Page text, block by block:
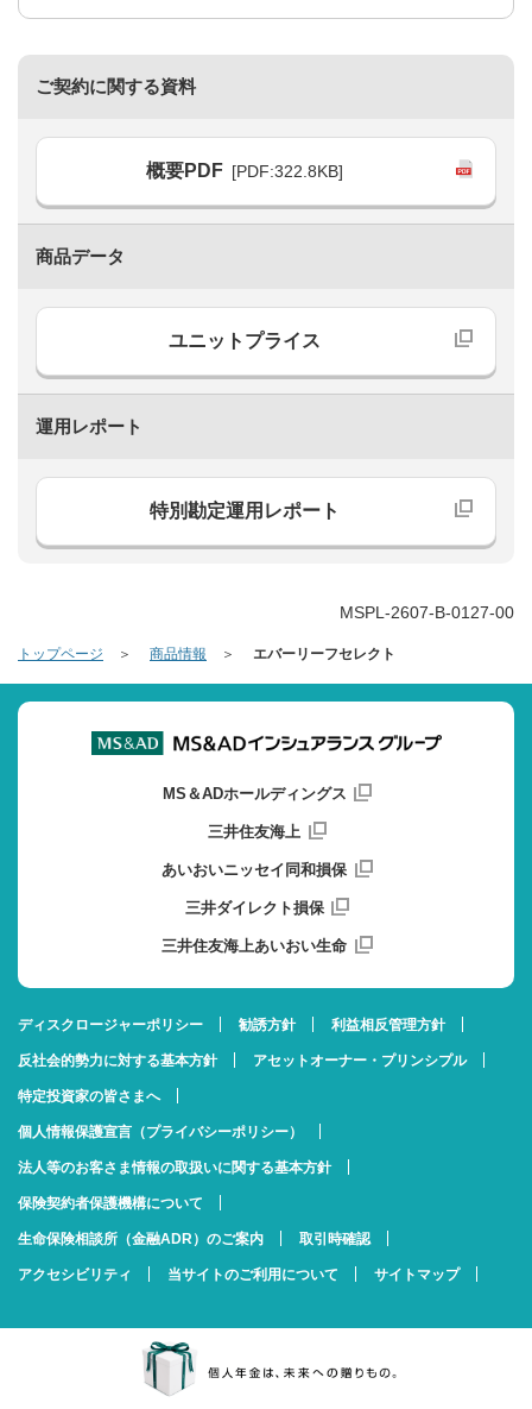
ご契約に関する資料
概要PDF [PDF:322.8KB]
商品データ
ユニットプライス
運用レポート
特別勘定運用レポート
MSPL-2607-B-0127-00
トップページ 商品情報 エバーリーフセレクト
MS＆ADホールディングス
三井住友海上
あいおいニッセイ同和損保
三井ダイレクト損保
三井住友海上あいおい生命
ディスクロージャーポリシー 勧誘方針 利益相反管理方針
反社会的勢力に対する基本方針 アセットオーナー・プリンシプル
特定投資家の皆さまへ
個人情報保護宣言（プライバシーポリシー）
法人等のお客さま情報の取扱いに関する基本方針
保険契約者保護機構について
生命保険相談所（金融ADR）のご案内 取引時確認
アクセシビリティ 当サイトのご利用について サイトマップ